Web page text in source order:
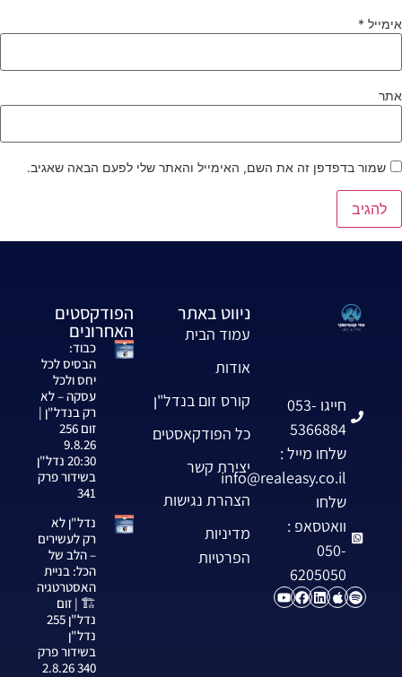
*
שמור בדפדפן זה את השם, האימייל והאתר שלי לפעם הבאה שאגיב.
חייגו 053-
5366884
שלחו מייל :
info@realeasy.co.il
שלחו
וואטסאפ :
050-
6205050
ניווט באתר
עמוד הבית
אודות
קורס זום בנדל"ן
כל הפודקאסטים
יצירת קשר
הצהרת נגישות
מדיניות
הפרטיות
הפודקסטים
האחרונים
כבוד:
הבסיס לכל
יחס ולכל
עסקה – לא
רק בנדל"ן |
זום 256
9.8.26
20:30 נדל"ן
בשידור פרק
341
נדל"ן לא
רק לעשירים
– הלב של
הכל: בניית
האסטרטגיה
🏗️ | זום
נדל"ן 255
נדל"ן
בשידור פרק
340 2.8.26